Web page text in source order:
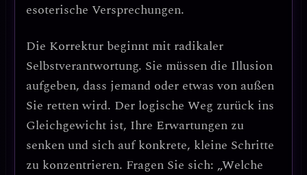
esoterische Versprechungen.
Die Korrektur beginnt mit radikaler
Selbstverantwortung. Sie müssen die Illusion
aufgeben, dass jemand oder etwas von außen
Sie retten wird. Der logische Weg zurück ins
Gleichgewicht ist, Ihre Erwartungen zu
senken und sich auf konkrete, kleine Schritte
zu konzentrieren. Fragen Sie sich: „Welche